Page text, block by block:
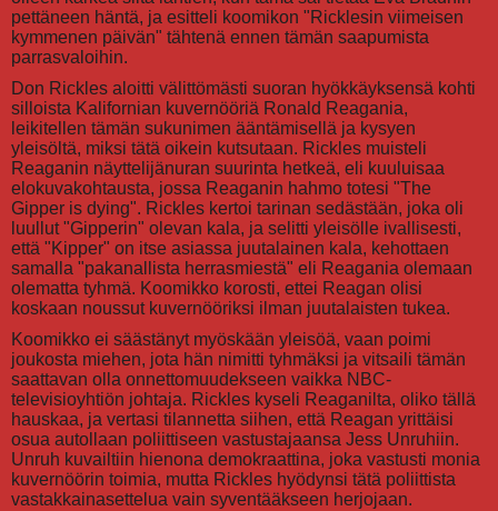
pettäneen häntä, ja esitteli koomikon "Ricklesin viimeisen
kymmenen päivän" tähtenä ennen tämän saapumista
parrasvaloihin.
Don Rickles aloitti välittömästi suoran hyökkäyksensä kohti
silloista Kalifornian kuvernööriä Ronald Reagania,
leikitellen tämän sukunimen ääntämisellä ja kysyen
yleisöltä, miksi tätä oikein kutsutaan. Rickles muisteli
Reaganin näyttelijänuran suurinta hetkeä, eli kuuluisaa
elokuvakohtausta, jossa Reaganin hahmo totesi "The
Gipper is dying". Rickles kertoi tarinan sedästään, joka oli
luullut "Gipperin" olevan kala, ja selitti yleisölle ivallisesti,
että "Kipper" on itse asiassa juutalainen kala, kehottaen
samalla "pakanallista herrasmiestä" eli Reagania olemaan
olematta tyhmä. Koomikko korosti, ettei Reagan olisi
koskaan noussut kuvernööriksi ilman juutalaisten tukea.
Koomikko ei säästänyt myöskään yleisöä, vaan poimi
joukosta miehen, jota hän nimitti tyhmäksi ja vitsaili tämän
saattavan olla onnettomuudekseen vaikka NBC-
televisioyhtiön johtaja. Rickles kyseli Reaganilta, oliko tällä
hauskaa, ja vertasi tilannetta siihen, että Reagan yrittäisi
osua autollaan poliittiseen vastustajaansa Jess Unruhiin.
Unruh kuvailtiin hienona demokraattina, joka vastusti monia
kuvernöörin toimia, mutta Rickles hyödynsi tätä poliittista
vastakkainasettelua vain syventääkseen herjojaan.